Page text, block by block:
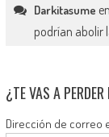
Darkitasume en
podrían abolir
¿TE VAS A
Dirección de correo